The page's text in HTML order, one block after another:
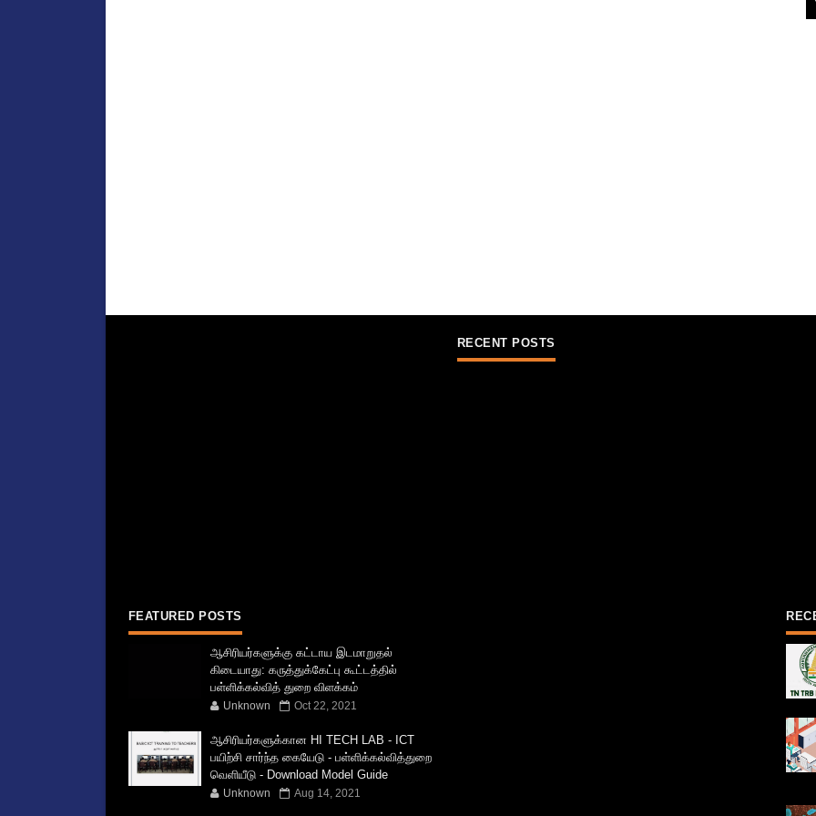
FEATURED POSTS
ஆசிரியர்களுக்கு கட்டாய இடமாறுதல்
கிடையாது: கருத்துக்கேட்பு கூட்டத்தில்
பள்ளிக்கல்வித் துறை விளக்கம்
Unknown Oct 22, 2021
ஆசிரியர்களுக்கான HI TECH LAB - ICT
பயிற்சி சார்ந்த கையேடு - பள்ளிக்கல்வித்துறை
வெளியீடு - Download Model Guide
Unknown Aug 14, 2021
RECENT POSTS